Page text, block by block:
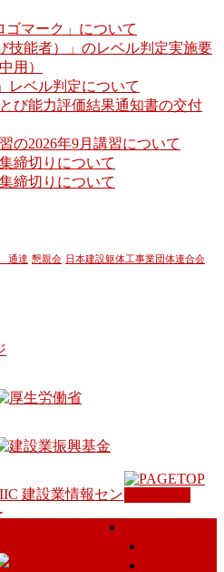
ゴマーク」について
技能者）」のレベル判定実施要
用）
レベル判定について
び能力評価結果通知書の交付
の2026年9月講習について
締切りについて
締切りについて
通達 懇親会 日本建設躯体工事業団体連合会